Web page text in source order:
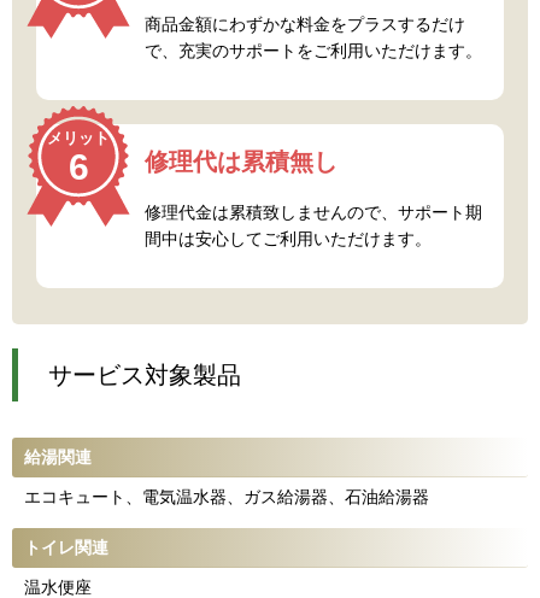
商品金額にわずかな料金をプラスするだけ
で、充実のサポートをご利用いただけます。
メリット
6 修理代は累積無し
修理代金は累積致しませんので、サポート期
間中は安心してご利用いただけます。
サービス対象製品
給湯関連
エコキュート、電気温水器、ガス給湯器、石油給湯器
トイレ関連
温水便座